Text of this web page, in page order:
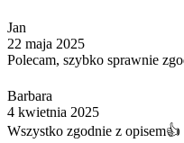
Jan
22 maja 2025
Polecam, szybko sprawnie
Barbara
4 kwietnia 2025
Wszystko zgodnie z opisem👍️